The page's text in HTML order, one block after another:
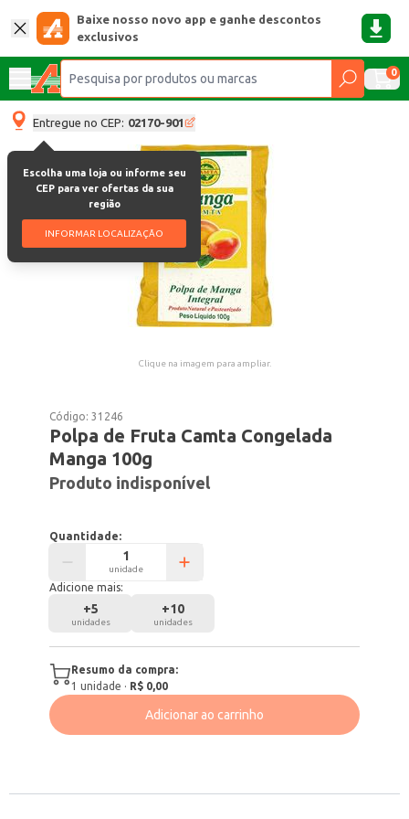
Baixe nosso novo app e ganhe descontos
exclusivos
0
Entregue no CEP: 02170-901
Escolha uma loja ou informe seu
CEP para ver ofertas da sua
região
INFORMAR LOCALIZAÇÃO
Clique na imagem para ampliar.
Código:31246
Polpa de Fruta Camta Congelada
Manga 100g
Produto indisponível
Quantidade:
unidade
Adicione mais:
+5
unidades
+10
unidades
Resumo da compra:
1 unidade · R$ 0,00
Adicionar ao carrinho